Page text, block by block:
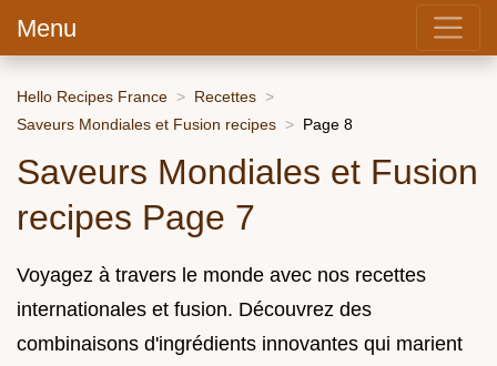
Menu
Hello Recipes France
Recettes
Saveurs Mondiales et Fusion recipes
Page 8
Saveurs Mondiales et Fusion
recipes Page 7
Voyagez à travers le monde avec nos recettes
internationales et fusion. Découvrez des
combinaisons d'ingrédients innovantes qui marient